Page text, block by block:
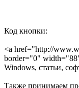
Код кнопки:
<a href="http://
border="0"
Windows, статьи,
Также принимаем